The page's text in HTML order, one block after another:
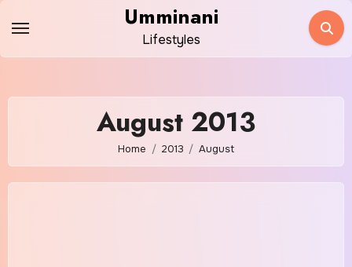
content
Umminani
Lifestyles
August 2013
Home 2013 August